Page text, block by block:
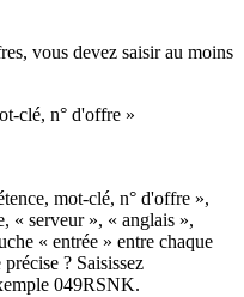
vous devez saisir au moins
clé, n° d'offre »
mot-clé, n° d'offre »,
« serveur », « anglais »,
« entrée » entre chaque
? Saisissez
049RSNK.